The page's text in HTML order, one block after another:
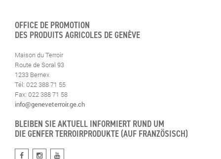
OFFICE DE PROMOTION
DES PRODUITS AGRICOLES DE GENÈVE
Maison du Terroir
Route de Soral 93
1233 Bernex
Tél: 022 388 71 55
Fax: 022 388 71 58
info@geneveterroir.ge.ch
BLEIBEN SIE AKTUELL INFORMIERT RUND UM
DIE GENFER TERROIRPRODUKTE (AUF FRANZÖSISCH)